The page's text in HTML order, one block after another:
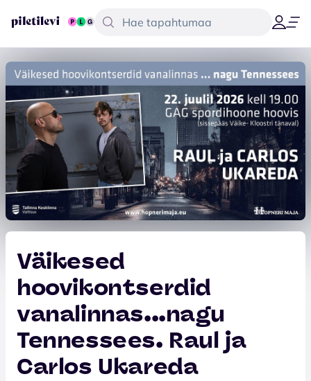
Väikesed
hoovikontserdid
vanalinnas...nagu
Tennessees. Raul ja
Carlos Ukareda